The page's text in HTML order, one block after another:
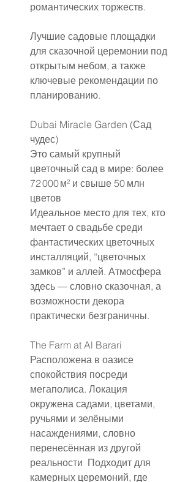
романтических торжеств.
Лучшие садовые площадки
для сказочной церемонии под
открытым небом, а также
ключевые рекомендации по
планированию.
Dubai Miracle Garden (Сад
чудес)
Это самый крупный
цветочный сад в мире: более
72 000 м² и свыше 50 млн
цветов
Идеальное место для тех, кто
мечтает о свадьбе среди
фантастических цветочных
инсталляций, “цветочных
замков” и аллей. Атмосфера
здесь — словно сказочная, а
возможности декора
практически безграничны.
The Farm at Al Barari
Расположена в оазисе
спокойствия посреди
мегаполиса. Локация
окружена садами, цветами,
ручьями и зелёными
насаждениями, словно
перенесённая из другой
реальности  Подходит для
камерных церемоний, где